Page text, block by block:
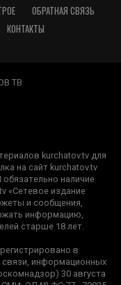
ОБРАТНАЯ СВЯЗЬ
КОНТАКТЫ
ТВ
kurchatov.tv для
на сайт kurchatov.tv
наличие
«Сетевое издание
и сообщения,
информацию,
старше 18 лет.
в
информационных
30 августа